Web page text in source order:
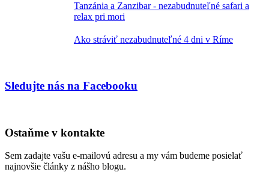
Tanzánia a Zanzibar - nezabudnuteľné safari a
relax pri mori
Ako stráviť nezabudnuteľné 4 dni v Ríme
Sledujte nás na Facebooku
Ostaňme v kontakte
Sem zadajte vašu e-mailovú adresu a my vám budeme posielať
najnovšie články z nášho blogu.